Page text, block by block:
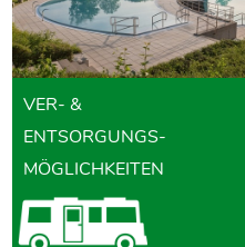
VER- &
ENTSORGUNGS-
MÖGLICHKEITEN